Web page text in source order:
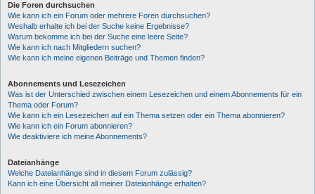
Die Foren durchsuchen
Wie kann ich ein Forum oder mehrere Foren durchsuchen?
Weshalb erhalte ich bei der Suche keine Ergebnisse?
Warum bekomme ich bei der Suche eine leere Seite?
Wie kann ich nach Mitgliedern suchen?
Wie kann ich meine eigenen Beiträge und Themen finden?
Abonnements und Lesezeichen
Was ist der Unterschied zwischen einem Lesezeichen und einem Abonnements für ein
Thema oder Forum?
Wie kann ich ein Lesezeichen auf ein Thema setzen oder ein Thema abonnieren?
Wie kann ich ein Forum abonnieren?
Wie deaktiviere ich meine Abonnements?
Dateianhänge
Welche Dateianhänge sind in diesem Forum zulässig?
Kann ich eine Übersicht all meiner Dateianhänge erhalten?